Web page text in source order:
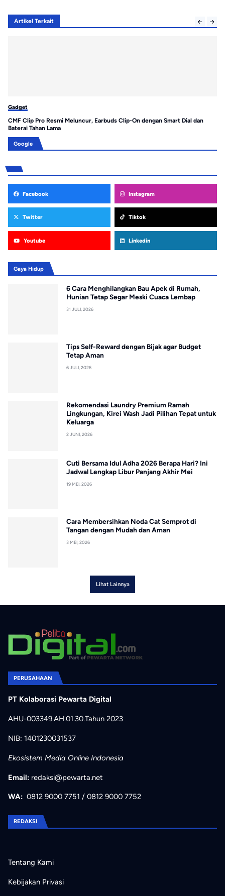
Artikel Terkait
Gadget
CMF Clip Pro Resmi Meluncur, Earbuds Clip-On dengan Smart Dial dan
Baterai Tahan Lama
Google
Facebook Instagram
Twitter Tiktok
Youtube Linkedin
Gaya Hidup
6 Cara Menghilangkan Bau Apek di Rumah,
Hunian Tetap Segar Meski Cuaca Lembap
31 JULI, 2026
Tips Self-Reward dengan Bijak agar Budget
Tetap Aman
6 JULI, 2026
Rekomendasi Laundry Premium Ramah
Lingkungan, Kirei Wash Jadi Pilihan Tepat untuk
Keluarga
2 JUNI, 2026
Cuti Bersama Idul Adha 2026 Berapa Hari? Ini
Jadwal Lengkap Libur Panjang Akhir Mei
19 MEI, 2026
Cara Membersihkan Noda Cat Semprot di
Tangan dengan Mudah dan Aman
3 MEI, 2026
Lihat Lainnya
PERUSAHAAN
PT Kolaborasi Pewarta Digital
AHU-003349.AH.01.30.Tahun 2023
NIB: 1401230031537
Ekosistem Media Online Indonesia
Email: redaksi@pewarta.net
WA: 0812 9000 7751 / 0812 9000 7752
REDAKSI
Tentang Kami
Kebijakan Privasi